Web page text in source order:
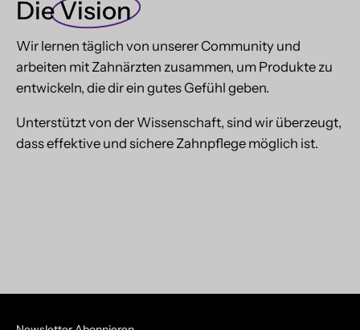
DieVision
Wir lernen täglich von unserer Community und
arbeiten mit Zahnärzten zusammen, um Produkte zu
entwickeln, die dir ein gutes Gefühl geben.
Unterstützt von der Wissenschaft, sind wir überzeugt,
dass effektive und sichere Zahnpflege möglich ist.